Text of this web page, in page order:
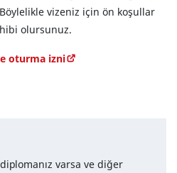
vizeniz için ön koşullar
olursunuz.
oturma izni
varsa ve diğer